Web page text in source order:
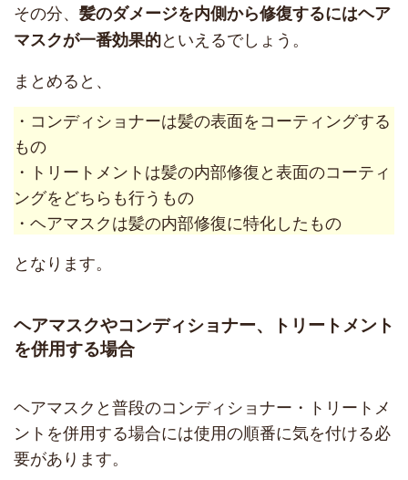
その分、 髪のダメージを内側から修復するにはヘア
マスクが一番効果的といえるでしょう。
まとめると、
・コンディショナーは髪の表面をコーティングする
もの
・トリートメントは髪の内部修復と表面のコーティ
ングをどちらも行うもの
・ヘアマスクは髪の内部修復に特化したもの
となります。
ヘアマスクやコンディショナー、トリートメント
を併用する場合
ヘアマスクと普段のコンディショナー・トリートメ
ントを併用する場合には使用の順番に気を付ける必
要があります。